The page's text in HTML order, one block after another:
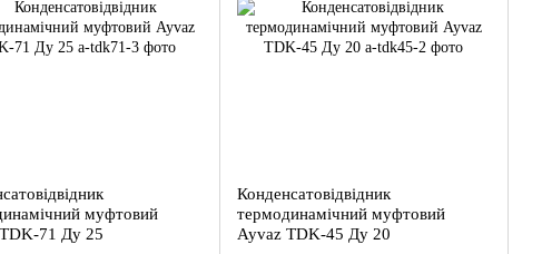
муфтовий
71 Ду 25
Конденсатовідвідник
термодинамічний муфтовий
Ayvaz TDK-45 Ду 20